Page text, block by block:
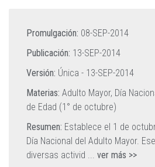
Promulgación: 08-SEP-2014
Publicación: 13-SEP-2014
Versión: Única - 13-SEP-2014
Materias: Adulto Mayor, Día
de Edad (1° de octubre)
Resumen: Establece el 1 de
Día Nacional del Adulto Mayor.
diversas activid ... ver más >>